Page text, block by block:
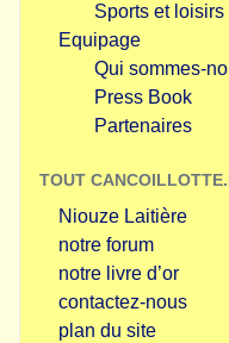
Sports et loisirs
Equipage
Qui sommes-
Press Book
Partenaires
TOUT
Niouze Laitière
notre forum
notre livre d’or
contactez-nous
plan du site